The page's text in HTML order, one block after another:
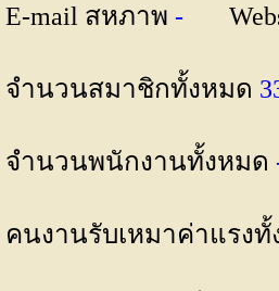
E-mail สหภาพ -
จำนวนสมาชิกทั้งหมด
จำนวนพนักงานทั้งหมด
คนงานรับเหมาค่าแรงทั้